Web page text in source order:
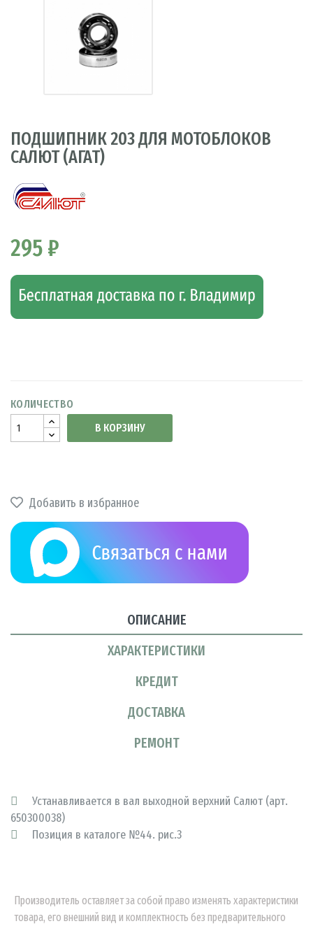
ПОДШИПНИК 203 ДЛЯ МОТОБЛОКОВ
САЛЮТ (АГАТ)
295 ₽
КОЛИЧЕСТВО
В КОРЗИНУ
Добавить в избранное
ОПИСАНИЕ
ХАРАКТЕРИСТИКИ
КРЕДИТ
ДОСТАВКА
РЕМОНТ
Устанавливается в вал выходной верхний Салют (арт.
650300038)
Позиция в каталоге №44. рис.3
Производитель оставляет за собой право изменять характеристики
товара, его внешний вид и комплектность без предварительного